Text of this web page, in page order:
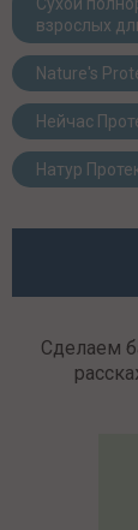
взрослых
Nature's
Нейчас
Натур
Сделаем